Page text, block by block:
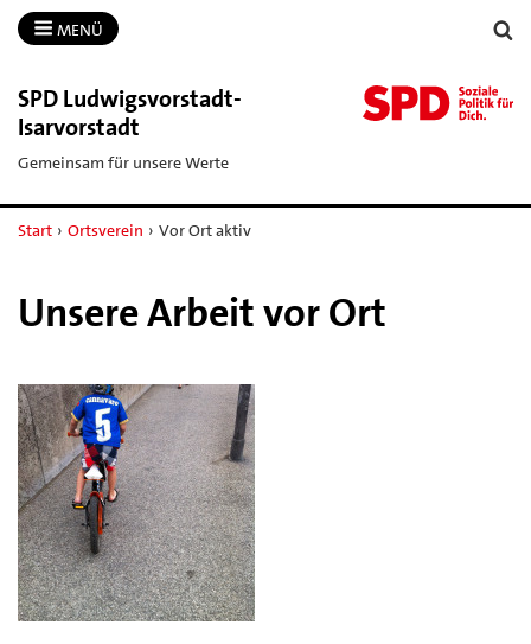
MENÜ
SPD Ludwigsvorstadt-​
Isarvorstadt
Gemeinsam für unsere Werte
Start › Ortsverein › Vor Ort aktiv
Unsere Arbeit vor Ort